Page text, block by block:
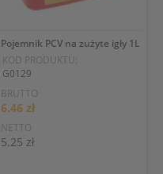
Pojemnik PCV na zużyte igły 1L
KOD PRODUKTU:
G0129
BRUTTO
6.46 zł
NETTO
5.25 zł